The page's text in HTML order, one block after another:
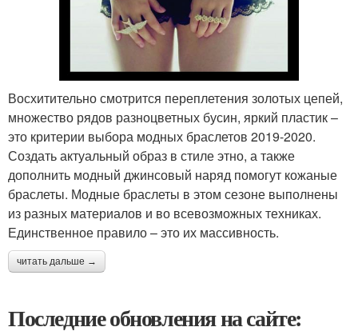
Восхитительно смотрится переплетения золотых цепей,
множество рядов разноцветных бусин, яркий пластик –
это критерии выбора модных браслетов 2019-2020.
Создать актуальный образ в стиле этно, а также
дополнить модный джинсовый наряд помогут кожаные
браслеты. Модные браслеты в этом сезоне выполнены
из разных материалов и во всевозможных техниках.
Единственное правило – это их массивность.
читать дальше →
Последние обновления на сайте: